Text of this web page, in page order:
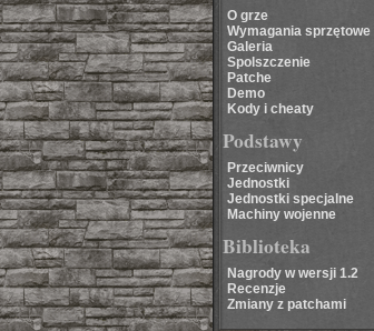
O grze
Wymagania sprzętowe
Galeria
Spolszczenie
Patche
Demo
Kody i cheaty
Podstawy
Przeciwnicy
Jednostki
Jednostki specjalne
Machiny wojenne
Biblioteka
Nagrody w wersji 1.2
Recenzje
Zmiany z patchami